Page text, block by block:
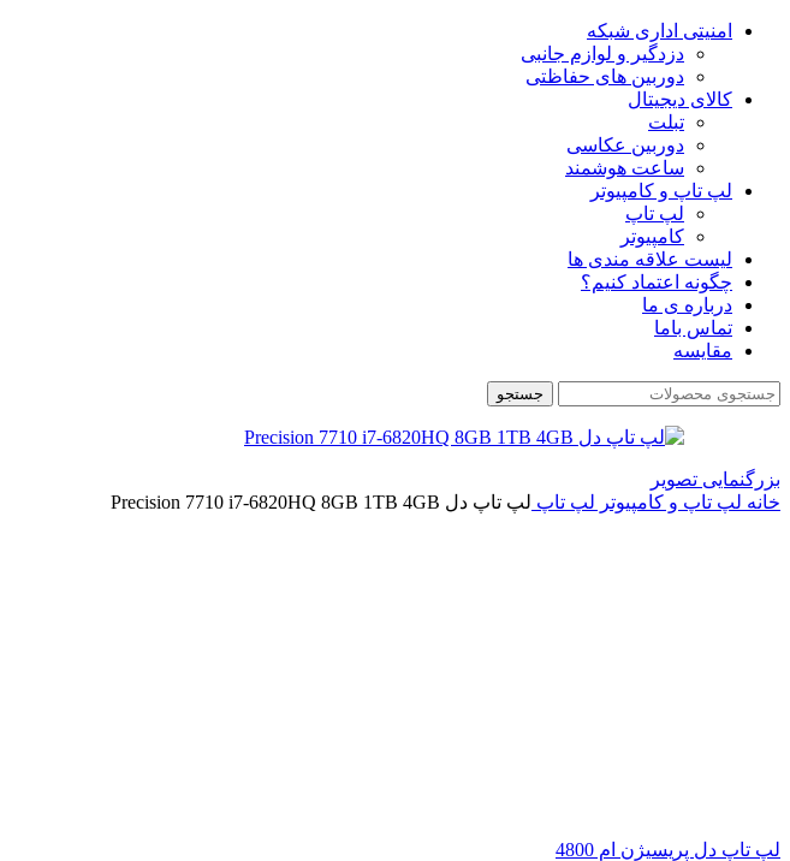
امنیتی اداری شبکه
دزدگیر و لوازم جانبی
دوربین های حفاظتی
کالای دیجیتال
تبلت
دوربین عکاسی
ساعت هوشمند
لپ تاپ و کامپیوتر
لپ تاپ
کامپیوتر
لیست علاقه مندی ها
چگونه اعتماد کنیم؟
درباره ی ما
تماس باما
مقایسه
جستجو
بزرگنمایی تصویر
خانه لپ تاپ و کامپیوتر لپ تاپ لپ تاپ دل Precision 7710 i7-6820HQ 8GB 1TB 4GB
لپ تاپ دل پریسیژن ام 4800